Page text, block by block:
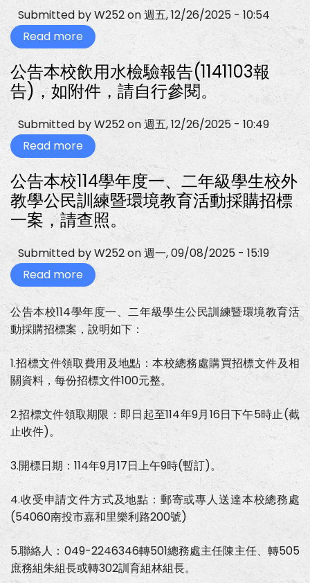
自
行
參
閱。
報
告
(1141204
報
告)，
如
附
件，
自
行
參
閱。
Submitted byW252on週五, 12/26/2025 - 10:54
Read more about
公
告
南
投
縣
政
函
請
校
共
同
推
動
臨
時
性
高
處
作
業
安
防
墜
宣
導
及
通
報
工
如
附
請
自
行
參
閱。
公告本校飲用水檢驗報告(1141103報
告)，如附件，請自行參閱。
Submitted byW252on週五, 12/26/2025 - 10:49
Read more about
公
告
本
校
飲
用
水
檢
驗
報
告
(1141103
報
如
附
件，
請
自
行
參
閱。
公告本校114學年度一、二年級學生校外
教學公民訓練暨環境教育活動採購招標
一案，請查照。
Submitted byW252on週一, 09/08/2025 - 15:19
Read more about
公
本
校
114
學
年
度
一、
二
級
學
外
教
學
公
民
訓
練
暨
環
境
教
育
公告本校114學年度一、二年級學生公民訓練暨環境教育活
動採購招標案，說明如下：
1.招標文件領取費用及地點：本校總務處購買招標文件及相
關資料，每份招標文件100元整。
2.招標文件領取期限：即日起至114年9月16日下午5時止(截
止收件)。
3.開標日期：114年9月17日上午9時(暫訂)。
4.收受申請文件方式及地點：郵寄或專人送達本校總務處
(54060南投市嘉和里樂利路200號)
5.聯絡人：049-2246346轉501總務處主任陳主任、轉505
庶務組朱組長或轉302訓育組林組長。